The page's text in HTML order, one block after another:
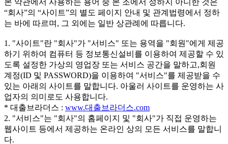
“회사”의 “사이트”의 별도 페이지 안내 및 관계법령에서 정하
는 바에 따르며, 그 외에는 일반 상관례에 따릅니다.
1. "사이트"란 "회사"가 "서비스" 또는 용역을 "회원"에게 제공
하기 위하여 컴퓨터 등 정보통신설비를 이용하여 제공할 수 있
도록 설정한 가상의 영업장 또는 서비스 공간을 말하고,회원
계정(ID 및 PASSWORD)을 이용하여 "서비스"를 제공받을 수
있는 아래의 사이트를 말합니다. 아울러 사이트를 운영하는 사
업자의 의미로도 사용합니다.
* 대출브라더스 : www.대출브라더스.com
2. "서비스"는 "회사"의 홈페이지 및 "회사"가 직접 운영하는
웹사이트 등에서 제공하는 온라인 상의 모든 서비스를 말합니
다.